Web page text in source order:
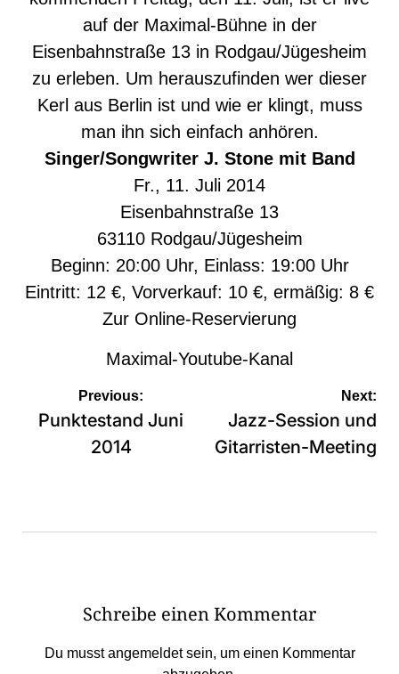
auf der Maximal-Bühne in der
Eisenbahnstraße 13 in Rodgau/Jügesheim
zu erleben. Um herauszufinden wer dieser
Kerl aus Berlin ist und wie er klingt, muss
man ihn sich einfach anhören.
Singer/Songwriter J. Stone mit Band
Fr., 11. Juli 2014
Eisenbahnstraße 13
63110 Rodgau/Jügesheim
Beginn: 20:00 Uhr, Einlass: 19:00 Uhr
Eintritt: 12 €, Vorverkauf: 10 €, ermäßig: 8 €
Zur Online-Reservierung
Maximal-Youtube-Kanal
Beitragsnavigation
Previous:
Punktestand Juni
2014
Next:
Jazz-Session und
Gitarristen-Meeting
Schreibe einen Kommentar
Du musstangemeldetsein, um einen Kommentar